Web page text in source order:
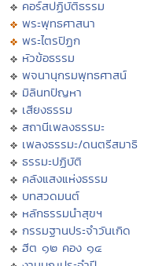
คอร์สปฏิบัติธรรม
พระพุทธศาสนา
พระไตรปิฏก
หัวข้อธรรม
พจนานุกรมพุทธศาสน์
มิลินทปัญหา
เสียงธรรม
สถานีเพลงธรรมะ
เพลงธรรมะ/ดนตรีสมาธิ
ธรรมะปฏิบัติ
คลังแสงแห่งธรรม
บทสวดมนต์
หลักธรรมนำสุขฯ
กรรมฐานประจำวันเกิด
ฮีต ๑๒ คอง ๑๔